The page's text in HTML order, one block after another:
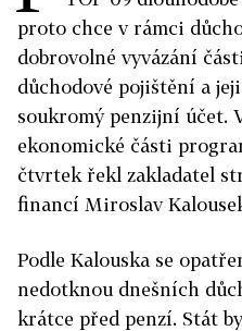
proto chce v rámci
dobrovolné vyvázání
důchodové pojištění a
soukromý penzijní účet.
ekonomické části
čtvrtek řekl zakladatel
financí Miroslav
Podle Kalouska se
nedotknou dnešních
krátce před penzí. Stát